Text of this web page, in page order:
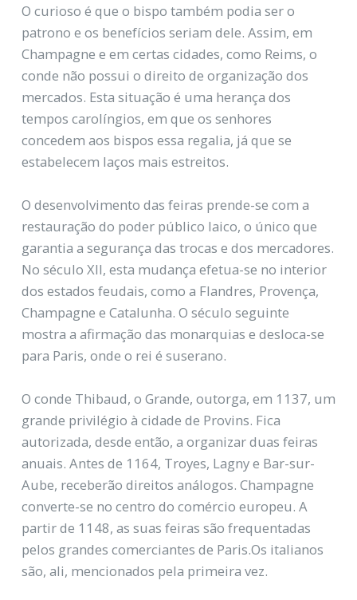
O curioso é que o bispo também podia ser o
patrono e os benefícios seriam dele. Assim, em
Champagne e em certas cidades, como Reims, o
conde não possui o direito de organização dos
mercados. Esta situação é uma herança dos
tempos carolíngios, em que os senhores
concedem aos bispos essa regalia, já que se
estabelecem laços mais estreitos.
O desenvolvimento das feiras prende-se com a
restauração do poder público laico, o único que
garantia a segurança das trocas e dos mercadores.
No século XII, esta mudança efetua-se no interior
dos estados feudais, como a Flandres, Provença,
Champagne e Catalunha. O século seguinte
mostra a afirmação das monarquias e desloca-se
para Paris, onde o rei é suserano.
O conde Thibaud, o Grande, outorga, em 1137, um
grande privilégio à cidade de Provins. Fica
autorizada, desde então, a organizar duas feiras
anuais. Antes de 1164, Troyes, Lagny e Bar-sur-
Aube, receberão direitos análogos. Champagne
converte-se no centro do comércio europeu. A
partir de 1148, as suas feiras são frequentadas
pelos grandes comerciantes de Paris.Os italianos
são, ali, mencionados pela primeira vez.